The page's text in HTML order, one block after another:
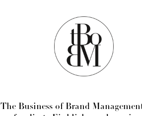
The Business of Brand